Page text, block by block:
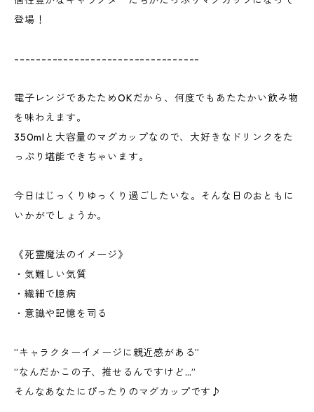
登場！
----------------------------------
電子レンジであたためOKだから、何度でもあたたかい飲み物
を味わえます。
350mlと大容量のマグカップなので、大好きなドリンクをた
っぷり堪能できちゃいます。
今日はじっくりゆっくり過ごしたいな。そんな日のおともに
いかがでしょうか。
《死霊魔法のイメージ》
・気難しい気質
・繊細で臆病
・意識や記憶を司る
”キャラクターイメージに親近感がある”
”なんだかこの子、推せるんですけど…”
そんなあなたにぴったりのマグカップです♪